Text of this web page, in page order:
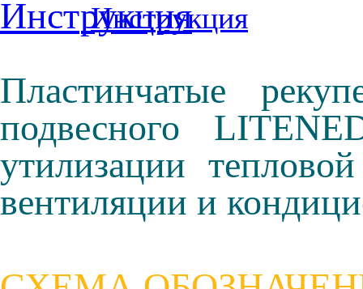
Инструкция
Пластинчатые
подвесного
утилизации
вентиляции и